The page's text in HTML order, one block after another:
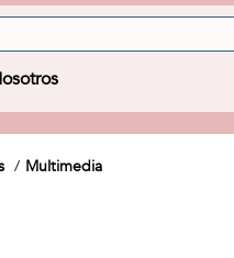
Multimedia